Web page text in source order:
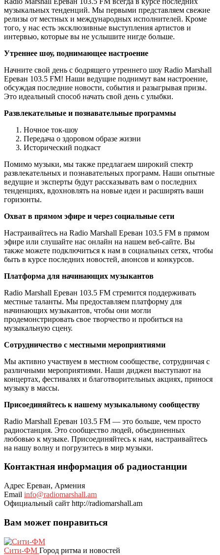
музыкальных тенденций. Мы первыми представляем свежие
релизы от местных и международных исполнителей. Кроме
того, у нас есть эксклюзивные выступления артистов и
интервью, которые вы не услышите нигде больше.
Утреннее шоу, поднимающее настроение
Начните свой день с бодрящего утреннего шоу Radio Marshall
Ереван 103.5 FM! Наши ведущие поднимут вам настроение,
обсуждая последние новости, события и разыгрывая призы.
Это идеальный способ начать свой день с улыбки.
Развлекательные и познавательные программы
Ночное ток-шоу
Передача о здоровом образе жизни
Исторический подкаст
Помимо музыки, мы также предлагаем широкий спектр
развлекательных и познавательных программ. Наши опытные
ведущие и эксперты будут рассказывать вам о последних
тенденциях, вдохновлять на новые идеи и расширять ваши
горизонты.
Охват в прямом эфире и через социальные сети
Настраивайтесь на Radio Marshall Ереван 103.5 FM в прямом
эфире или слушайте нас онлайн на нашем веб-сайте. Вы
также можете подключиться к нам в социальных сетях, чтобы
быть в курсе последних новостей, анонсов и конкурсов.
Платформа для начинающих музыкантов
Radio Marshall Ереван 103.5 FM стремится поддерживать
местные таланты. Мы предоставляем платформу для
начинающих музыкантов, чтобы они могли
продемонстрировать свое творчество и пробиться на
музыкальную сцену.
Сотрудничество с местными мероприятиями
Мы активно участвуем в местном сообществе, сотрудничая с
различными мероприятиями. Наши диджеи выступают на
концертах, фестивалях и благотворительных акциях, принося
музыку в массы.
Присоединяйтесь к нашему музыкальному сообществу
Radio Marshall Ереван 103.5 FM — это больше, чем просто
радиостанция. Это сообщество людей, объединенных
любовью к музыке. Присоединяйтесь к нам, настраивайтесь
на нашу волну и погрузитесь в мир музыки.
Контактная информация об радиостанции
Адрес Ереван, Армения
Email info@radiomarshall.am
Официальный сайт http://radiomarshall.am
Вам может понравиться
Сити-ФМ Город ритма и новостей